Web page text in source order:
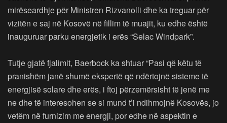
mirëseardhje për Ministren Rizvanolli dhe ka treguar për
vizitën e saj në Kosovë në fillim të muajit, ku edhe është
inauguruar parku energjetik i erës “Selac Windpark”.
Tutje gjatë fjalimit, Baerbock ka shtuar “Pasi që këtu të
pranishëm janë shumë ekspertë që ndërtojnë sisteme të
energjisë solare dhe erës, i ftoj përzemërsisht të jenë me
ne dhe të interesohen se si mund t’i ndihmojnë Kosovës, jo
vetëm në furnizim me energji, por edhe në aspektin e